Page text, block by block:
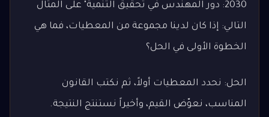
2030: دور المهندس في تحقيق التنمية" على المثال
التالي: إذا كان لدينا مجموعة من المعطيات، فما هي
الخطوة الأولى في الحل؟
الحل: نحدد المعطيات أولاً، ثم نكتب القانون
المناسب، نعوّض القيم، وأخيراً نستنتج النتيجة.